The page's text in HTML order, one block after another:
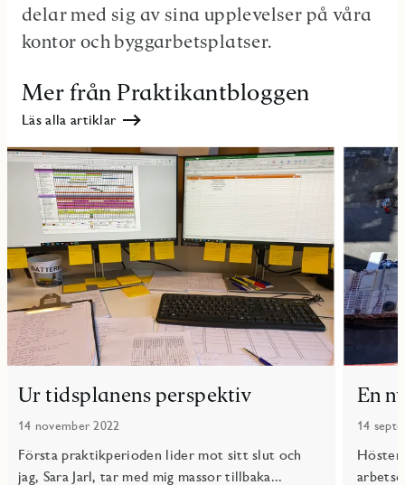
delar med sig av sina upplevelser på våra
kontor och byggarbetsplatser.
Mer från Praktikantbloggen
Läs alla artiklar
Ur tidsplanens perspektiv
14 november 2022
Första praktikperioden lider mot sitt slut och
jag, Sara Jarl, tar med mig massor tillbaka...
En
14
Hösten